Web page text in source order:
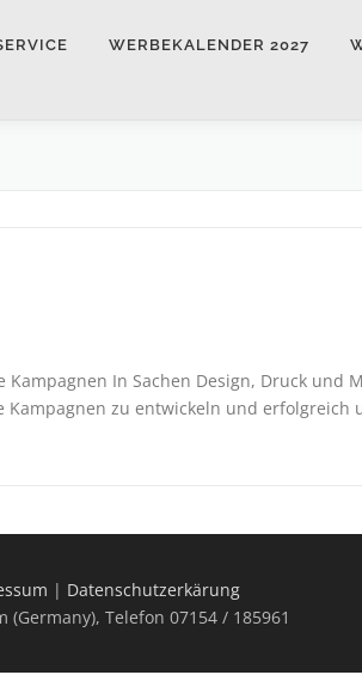
WERBEKALENDER 2027
In Sachen Design, Druck und
zu entwickeln und erfolgreich
| Datenschutzerkärung
Telefon 07154 / 185961